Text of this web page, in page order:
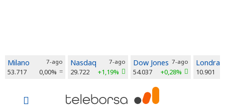
Milano 7-ago
53.717 0,00%
Nasdaq 7-ago
29.722 +1,19%
Dow Jones 7-ago
54.037 +0,28%
Londra
10.901